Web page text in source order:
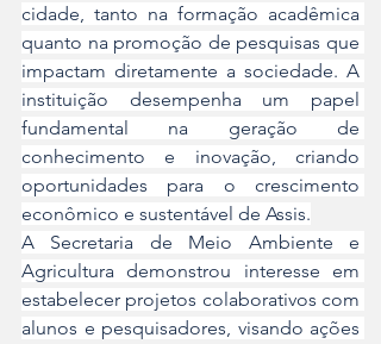
cidade, tanto na formação acadêmica
quanto na promoção de pesquisas que
impactam diretamente a sociedade. A
instituição desempenha um papel
fundamental na geração de
conhecimento e inovação, criando
oportunidades para o crescimento
econômico e sustentável de Assis.
A Secretaria de Meio Ambiente e
Agricultura demonstrou interesse em
estabelecer projetos colaborativos com
alunos e pesquisadores, visando ações